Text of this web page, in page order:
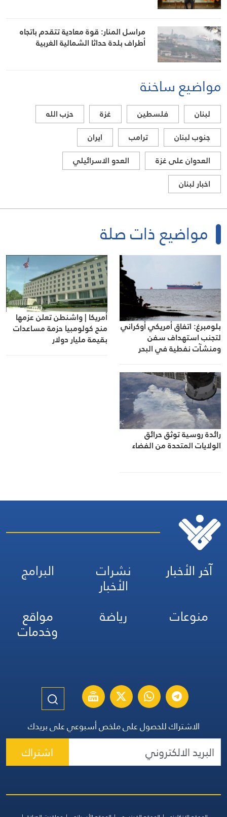
مراسل المنار: قوة معادية تتقدم باتجاه
أطراف بلدة حداثا الشمالية الغربية
مواضيع ساخنة
لبنان فلسطين غزة
حزب الله
جنوب لبنان
ترامب
ايران
العدوان على غزة
العدو الاسرائيلي
اخبار لبنان
مواضيع ذات صلة
بلومبرغ: اتفاق أمريكي أوكراني
لتجنب استهداف سفن
ومنشآت نفطية في البحر
أمريكا | واشنطن تعلن عزمها
منح كولومبيا حزمة مساعدات
بقيمة مليار دولار
رائدة روسية توثق حرائق
الولايات المتحدة من الفضاء
آخر الأخبار نشرات
الأخبار
البرامج
منوعات
رياضة مواقع
وخدمات
الاشتراك للحصول على ملخص أسبوعي على بريدك
اشتراك